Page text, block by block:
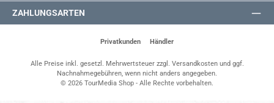
ZAHLUNGSARTEN
Privatkunden Händler
Alle Preise inkl. gesetzl. Mehrwertsteuer zzgl. Versandkostenund ggf.
Nachnahmegebühren, wenn nicht anders angegeben.
© 2026 TourMedia Shop - Alle Rechte vorbehalten.